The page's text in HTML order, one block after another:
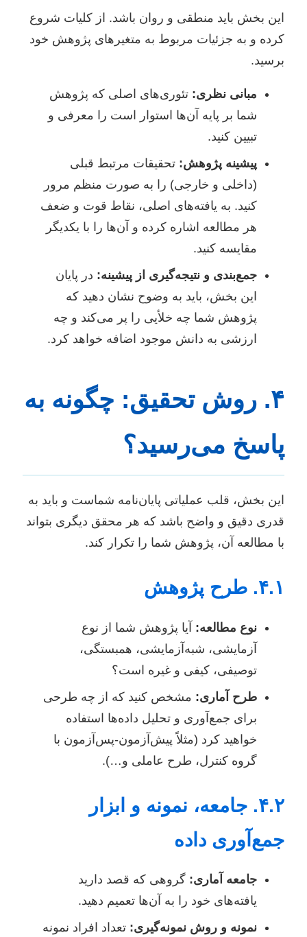
این بخش باید منطقی و روان باشد. از کلیات شروع
کرده و به جزئیات مربوط به متغیرهای پژوهش خود
برسید.
مبانی نظری: تئوری‌های اصلی که پژوهش
شما بر پایه آن‌ها استوار است را معرفی و
تبیین کنید.
پیشینه پژوهش: تحقیقات مرتبط قبلی
(داخلی و خارجی) را به صورت منظم مرور
کنید. به یافته‌های اصلی، نقاط قوت و ضعف
هر مطالعه اشاره کرده و آن‌ها را با یکدیگر
مقایسه کنید.
جمع‌بندی و نتیجه‌گیری از پیشینه: در پایان
این بخش، باید به وضوح نشان دهید که
پژوهش شما چه خلأیی را پر می‌کند و چه
ارزشی به دانش موجود اضافه خواهد کرد.
۴. روش تحقیق: چگونه به
پاسخ می‌رسید؟
این بخش، قلب عملیاتی پایان‌نامه شماست و باید به
قدری دقیق و واضح باشد که هر محقق دیگری بتواند
با مطالعه آن، پژوهش شما را تکرار کند.
۴.۱. طرح پژوهش
نوع مطالعه: آیا پژوهش شما از نوع
آزمایشی، شبه‌آزمایشی، همبستگی،
توصیفی، کیفی و غیره است؟
طرح آماری: مشخص کنید که از چه طرحی
برای جمع‌آوری و تحلیل داده‌ها استفاده
خواهید کرد (مثلاً پیش‌آزمون-پس‌آزمون با
گروه کنترل، طرح عاملی و…).
۴.۲. جامعه، نمونه و ابزار
جمع‌آوری داده
جامعه آماری: گروهی که قصد دارید
یافته‌های خود را به آن‌ها تعمیم دهید.
نمونه و روش نمونه‌گیری: تعداد افراد نمونه